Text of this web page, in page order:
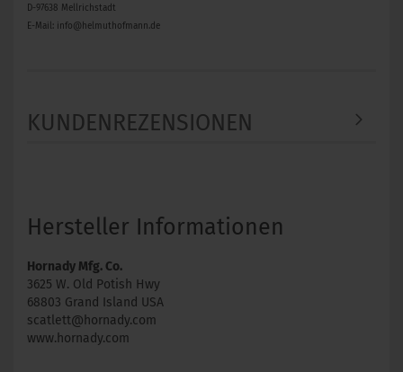
D-97638 Mellrichstadt
E-Mail: info@helmuthofmann.de
KUNDENREZENSIONEN
Hersteller Informationen
Hornady Mfg. Co.
3625 W. Old Potish Hwy
68803 Grand Island USA
scatlett@hornady.com
www.hornady.com